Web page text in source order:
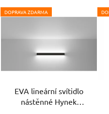
V
ý
p
DOPRAVA ZDARMA
EVA lineární svítidlo
nástěnné Hynek